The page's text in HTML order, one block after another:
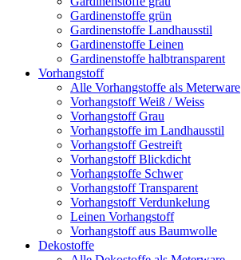
Gardinenstoffe grün
Gardinenstoffe Landhausstil
Gardinenstoffe Leinen
Gardinenstoffe halbtransparent
Vorhangstoff
Alle Vorhangstoffe als Meterware
Vorhangstoff Weiß / Weiss
Vorhangstoff Grau
Vorhangstoffe im Landhausstil
Vorhangstoff Gestreift
Vorhangstoff Blickdicht
Vorhangstoffe Schwer
Vorhangstoff Transparent
Vorhangstoff Verdunkelung
Leinen Vorhangstoff
Vorhangstoff aus Baumwolle
Dekostoffe